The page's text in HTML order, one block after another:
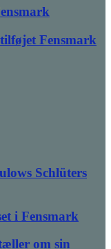
Fensmark
Schlüters
i Fensmark
om sin